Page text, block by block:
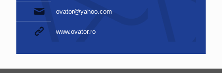
ovator@yahoo.com
www.ovator.ro